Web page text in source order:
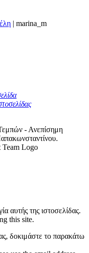
| marina_m
- Ανεπίσημη
αυτής της ιστοσελίδας.
this site.
δοκιμάστε το παρακάτω